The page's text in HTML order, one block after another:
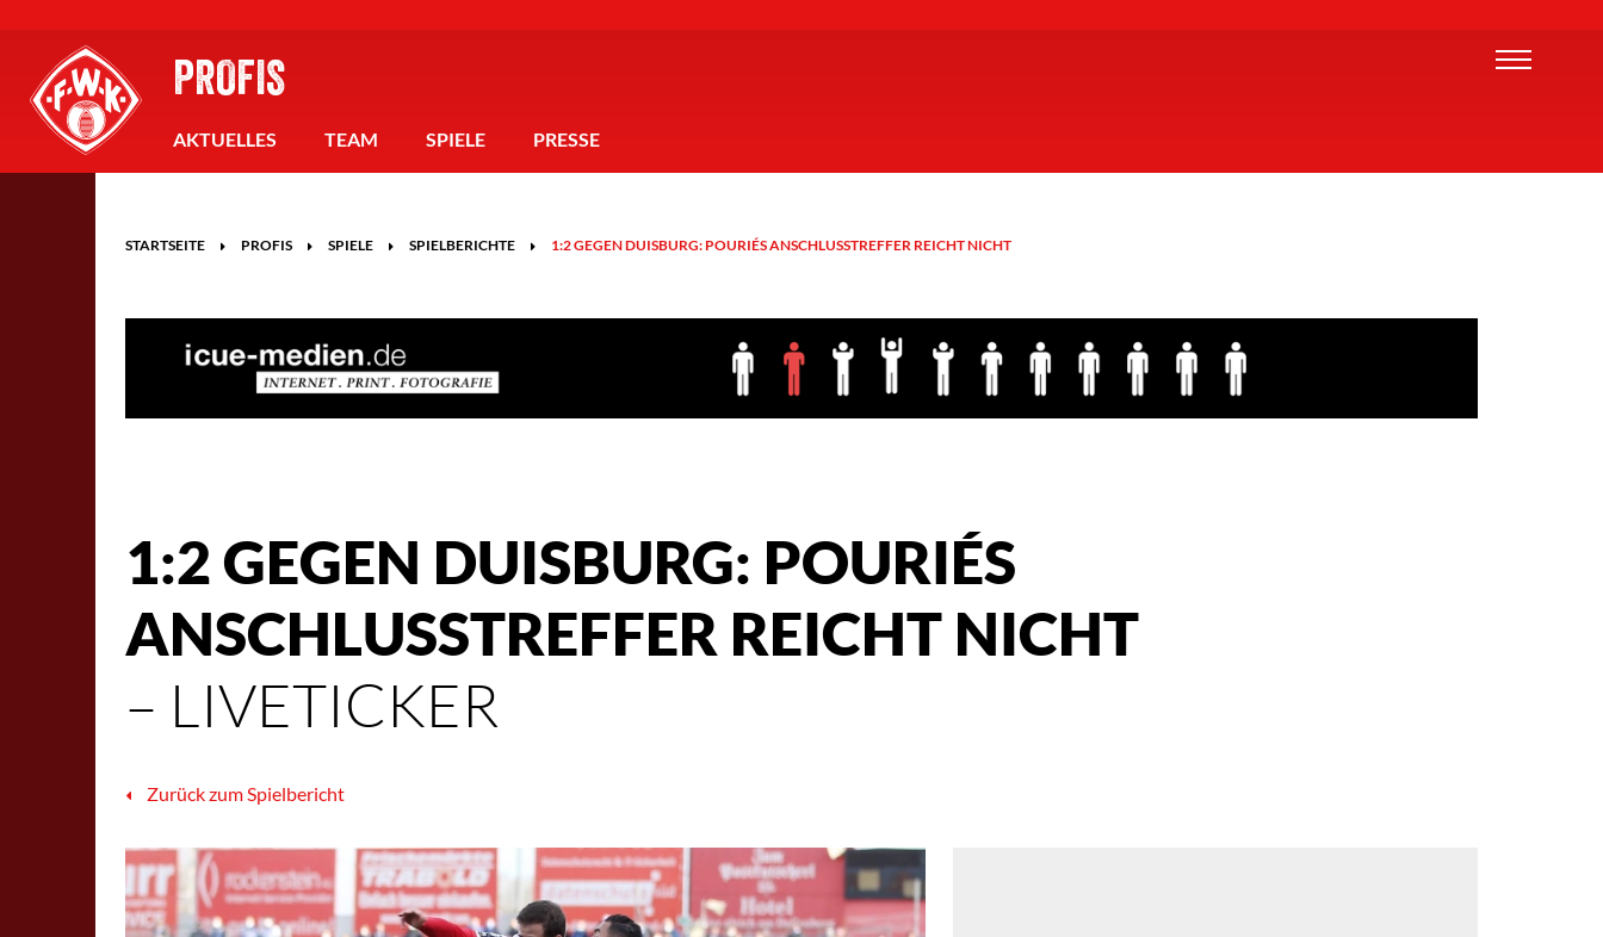
PROFIS
AKTUELLES TEAM SPIELE PRESSE
STARTSEITE PROFIS SPIELE SPIELBERICHTE 1:2 GEGEN DUISBURG: POURIÉS ANSCHLUSSTREFFER REICHT NICHT
1:2 GEGEN DUISBURG: POURIÉS
ANSCHLUSSTREFFER REICHT NICHT
– LIVETICKER
Zurück zum Spielbericht